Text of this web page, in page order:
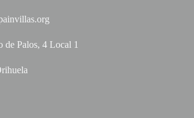
de Palos, 4 Local 1